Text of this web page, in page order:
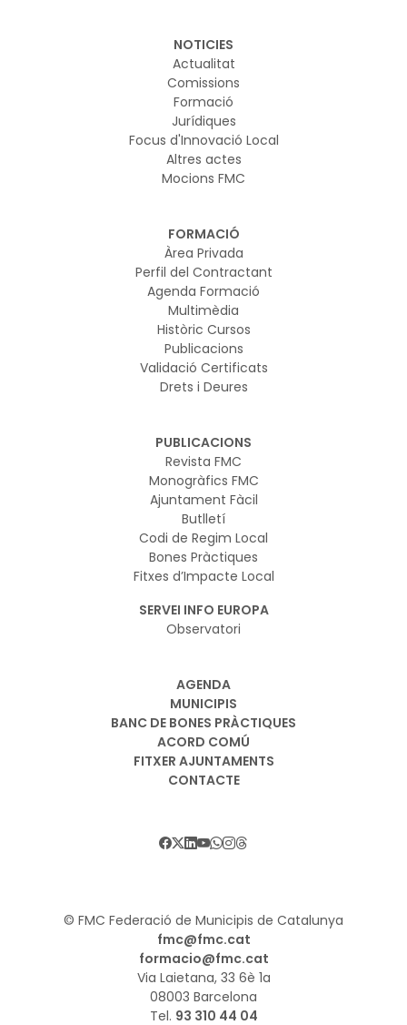
NOTICIES
Actualitat
Comissions
Formació
Jurídiques
Focus d'Innovació Local
Altres actes
Mocions FMC
FORMACIÓ
Àrea Privada
Perfil del Contractant
Agenda Formació
Multimèdia
Històric Cursos
Publicacions
Validació Certificats
Drets i Deures
PUBLICACIONS
Revista FMC
Monogràfics FMC
Ajuntament Fàcil
Butlletí
Codi de Regim Local
Bones Pràctiques
Fitxes d’Impacte Local
SERVEI INFO EUROPA
Observatori
AGENDA
MUNICIPIS
BANC DE BONES PRÀCTIQUES
ACORD COMÚ
FITXER AJUNTAMENTS
CONTACTE
© FMC Federació de Municipis de Catalunya
fmc@fmc.cat
formacio@fmc.cat
Via Laietana, 33 6è 1a
08003 Barcelona
Tel. 93 310 44 04